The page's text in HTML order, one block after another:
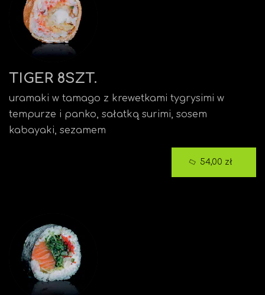
TIGER 8SZT.
uramaki w tamago z krewetkami tygrysimi w
tempurze i panko, sałatką surimi, sosem
kabayaki, sezamem